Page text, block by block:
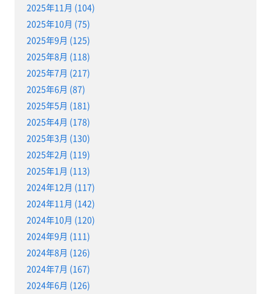
2025年11月 (104)
2025年10月 (75)
2025年9月 (125)
2025年8月 (118)
2025年7月 (217)
2025年6月 (87)
2025年5月 (181)
2025年4月 (178)
2025年3月 (130)
2025年2月 (119)
2025年1月 (113)
2024年12月 (117)
2024年11月 (142)
2024年10月 (120)
2024年9月 (111)
2024年8月 (126)
2024年7月 (167)
2024年6月 (126)